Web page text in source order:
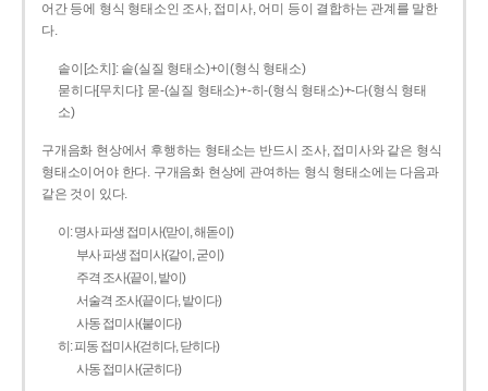
어간 등에 형식 형태소인 조사, 접미사, 어미 등이 결합하는 관계를 말한
다.
솥이[소치]: 솥(실질 형태소)+이(형식 형태소)
묻히다[무치다]: 묻­-(실질 형태소)+­-히­-(형식 형태소)+-다(형식 형태
소)
구개음화 현상에서 후행하는 형태소는 반드시 조사, 접미사와 같은 형식
형태소이어야 한다. 구개음화 현상에 관여하는 형식 형태소에는 다음과
같은 것이 있다.
이: 명사 파생 접미사(맏이, 해돋이)
부사 파생 접미사(같이, 굳이)
주격 조사(끝이, 밭이)
서술격 조사(끝이다, 밭이다)
사동 접미사(붙이다)
히: 피동 접미사(걷히다, 닫히다)
사동 접미사(굳히다)